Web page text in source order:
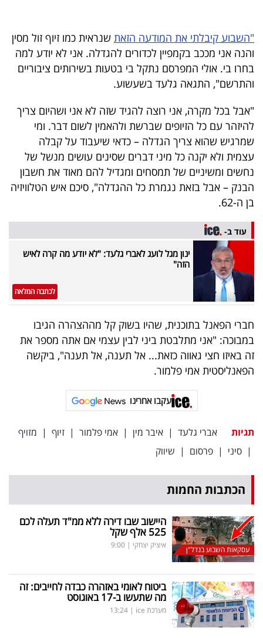
הכלכלי
פודקאסט
40
UNDER
40
שיתופי
פעולה
דרושים
ניוזלטרים
אדום
עקבו
אחרינו:
"השבוע קיבלתי את המודעה הזאת שנראית כמו זיוף זול מסין
והנה אני מככב בקמפיין לכדורים להגדלה. אני לא יודע למה
בחרו בי. אולי המפרסם נתקל בי בטעות בשירותים ציבוריים
והתרשם", התגאה גלעד בשעשוע.
"אבל בכל מקרה, אני רוצה להגיד שזה לא אני ושהיום צריך
להיזהר עם כל הזיופים שברשת ולהאמין לשום דבר. ומי
שמרגיש שהוא צריך הגדלה – כדאי שיעבוד על קבלה
עצמית ולא יקנה כל מיני דברים שסינים עושים מנשל של
נחשים ומשיניים של תמסחים ומגדיל להם מאוד את חשבון
הבנק – אבל בזאת נגמרת כל ההגדלה", סיכם איש הטלוויזיה
בן ה-62.
עוד ב-
ינון מגל לועג לאברי גלעד: "לא יודע מה קרה לאיש
הזה"
לכתבה המלאה
חברי הפאנל בתוכנית, שהיו בשוק קל מההצהרה הגיבו
במבוכה: "אני מתלבטת ביני לבין עצמי אם אתה מספר את
זה באיזו חצי גאווה כזאת... אל תענה, אל תענה", ביקשה
הפאנליסטית אמי פלמור.
עקבו אחרינו
תגיות אברי גלעד | איבר מין | אמי פלמור | זיוף | מזויף
| סיני | פרסום | שיווק
הכתבות החמות
עסקאות השבוע בנדל"ן
היישוב שבו דירה ללא ממ"ד תעלה לכם
525 אלף שקל
איציק יצחקי |
9:00
ביטוח לאומי באזהרה כבדה לחייבים: זה
מה שתעשו ב-17 באוגוסט
מערכת ice |
13:24